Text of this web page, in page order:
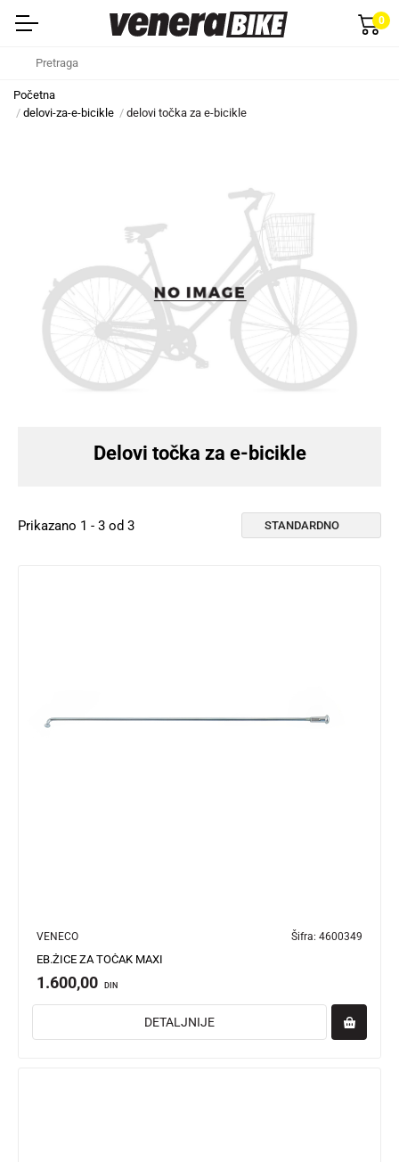
0
Početna
delovi-za-e-bicikle
delovi točka za e-bicikle
Delovi točka za e-bicikle
Prikazano 1 - 3 od 3
VENECO Šifra: 4600349
EB.ŽICE ZA TOČAK MAXI
1.600,00 DIN
DETALJNIJE